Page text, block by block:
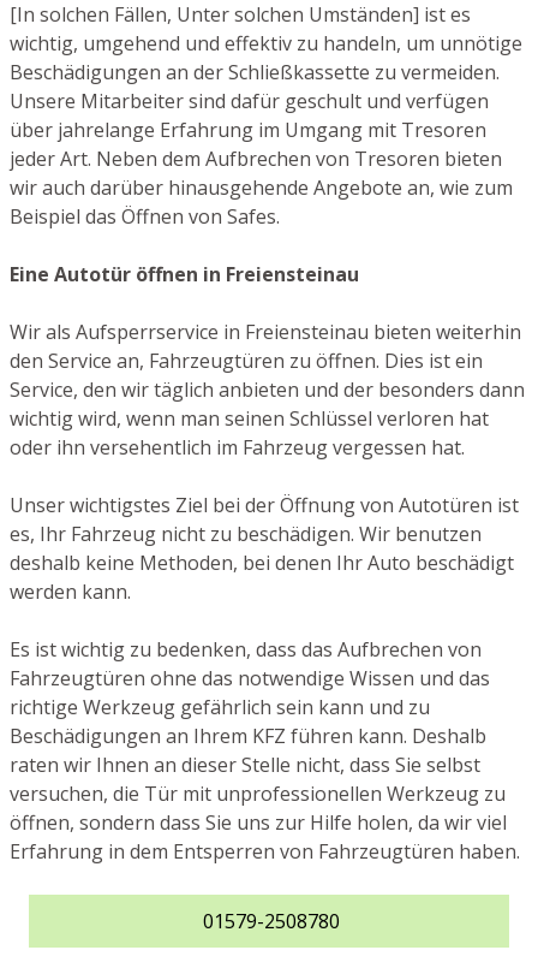
[In solchen Fällen, Unter solchen Umständen] ist es
wichtig, umgehend und effektiv zu handeln, um unnötige
Beschädigungen an der Schließkassette zu vermeiden.
Unsere Mitarbeiter sind dafür geschult und verfügen
über jahrelange Erfahrung im Umgang mit Tresoren
jeder Art. Neben dem Aufbrechen von Tresoren bieten
wir auch darüber hinausgehende Angebote an, wie zum
Beispiel das Öffnen von Safes.
Eine Autotür öffnen in Freiensteinau
Wir als Aufsperrservice in Freiensteinau bieten weiterhin
den Service an, Fahrzeugtüren zu öffnen. Dies ist ein
Service, den wir täglich anbieten und der besonders dann
wichtig wird, wenn man seinen Schlüssel verloren hat
oder ihn versehentlich im Fahrzeug vergessen hat.
Unser wichtigstes Ziel bei der Öffnung von Autotüren ist
es, Ihr Fahrzeug nicht zu beschädigen. Wir benutzen
deshalb keine Methoden, bei denen Ihr Auto beschädigt
werden kann.
Es ist wichtig zu bedenken, dass das Aufbrechen von
Fahrzeugtüren ohne das notwendige Wissen und das
richtige Werkzeug gefährlich sein kann und zu
Beschädigungen an Ihrem KFZ führen kann. Deshalb
raten wir Ihnen an dieser Stelle nicht, dass Sie selbst
versuchen, die Tür mit unprofessionellen Werkzeug zu
öffnen, sondern dass Sie uns zur Hilfe holen, da wir viel
Erfahrung in dem Entsperren von Fahrzeugtüren haben.
01579-2508780